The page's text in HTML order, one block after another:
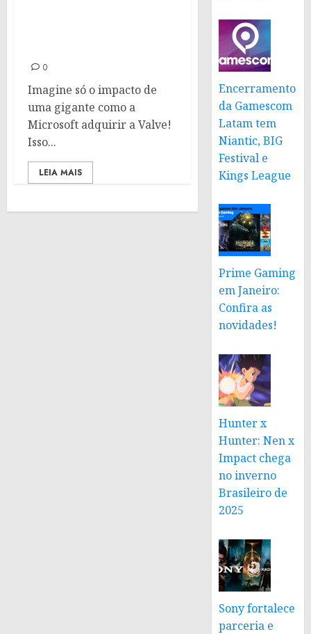
0
Imagine só o impacto de
uma gigante como a
Microsoft adquirir a Valve!
Isso...
LEIA MAIS
Encerramento
da Gamescom
Latam tem
Niantic, BIG
Festival e
Kings League
Prime Gaming
em Janeiro:
Confira as
novidades!
Hunter x
Hunter: Nen x
Impact chega
no inverno
Brasileiro de
2025
Sony fortalece
parceria e